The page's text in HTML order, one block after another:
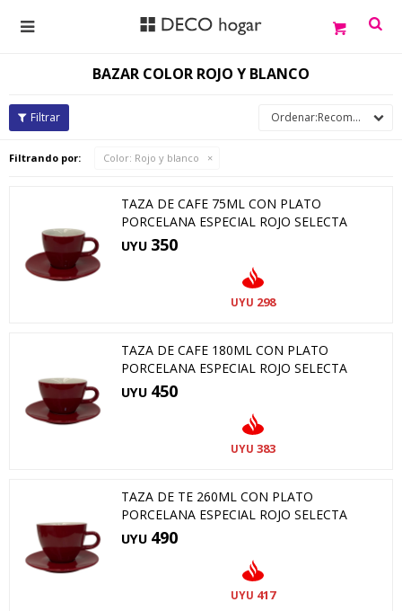

BAZAR COLOR ROJO Y BLANCO
Recomendados
Filtrando por: Color: Rojo y blanco
TAZA DE CAFE 75ML CON PLATO
PORCELANA ESPECIAL ROJO SELECTA
UYU 350
UYU 298
TAZA DE CAFE 180ML CON PLATO
PORCELANA ESPECIAL ROJO SELECTA
UYU 450
UYU 383
TAZA DE TE 260ML CON PLATO
PORCELANA ESPECIAL ROJO SELECTA
UYU 490
UYU 417